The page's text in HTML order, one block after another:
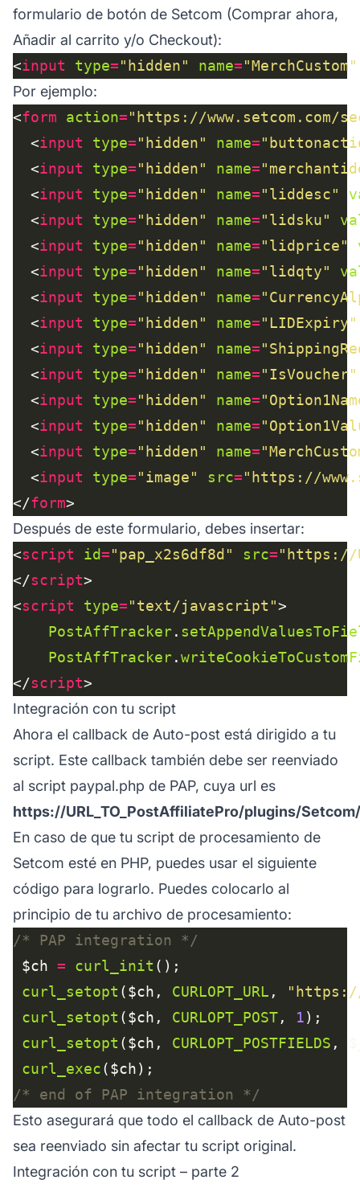
formulario de botón de Setcom (Comprar ahora,
Añadir al carrito y/o Checkout):
<input type="hidden" name="MerchCustom"
Por ejemplo:
<form action="https://www.setcom.com/
  <
input type="hidden" name=
  <
input type="hidden" name=
  <
input type="hidden" name="liddesc"
  <
input type="hidden" name="lidsku"
  <
input type="hidden" name="lidprice"
  <
input type="hidden" name="lidqty"
  <
input type="hidden" name=
  <
input type="hidden" name="LIDExpiry"
  <
input type="hidden" name=
  <
input type="hidden" name="IsVoucher"
  <
input type="hidden" name=
  <
input type="hidden" name=
  <
input type="hidden" name=
  <
input type="image" src="https://
</form
Después de este formulario, debes insertar:
<script id="pap_x2s6df8d" src="https://
</script
<script type="text/javascript"
PostAffTracker.
PostAffTracker.
</script
Integración con tu script
Ahora el callback de Auto-post está dirigido a tu
script. Este callback también debe ser reenviado
al script paypal.php de PAP, cuya url es
https://URL_TO_PostAffiliatePro/plugins/
En caso de que tu script de procesamiento de
Setcom esté en PHP, puedes usar el siguiente
código para lograrlo. Puedes colocarlo al
principio de tu archivo de procesamiento:
/* PAP integration */
$ch = curl_init
curl_setopt ($ch, CURLOPT_URL ,
"https://
curl_setopt ($ch, CURLOPT_POST, 1
curl_setopt ($ch, CURLOPT_POSTFIELDS
curl_exec
/* end of PAP integration */
Esto asegurará que todo el callback de Auto-post
sea reenviado sin afectar tu script original.
Integración con tu script – parte 2